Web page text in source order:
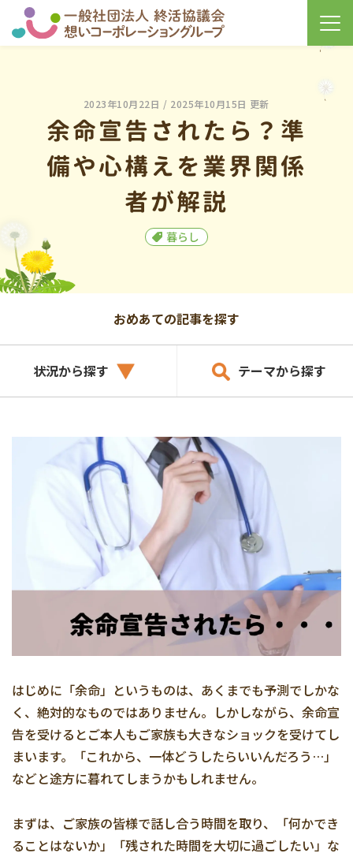
2023年10月22日 / 2025年10月15日 更新
余命宣告されたら？準
備や心構えを業界関係
者が解説
暮らし
おめあての記事を探す
状況から探す テーマから探す
はじめに「余命」というものは、あくまでも予測でしかな
く、絶対的なものではありません。しかしながら、余命宣
告を受けるとご本人もご家族も大きなショックを受けてし
まいます。「これから、一体どうしたらいいんだろう…」
などと途方に暮れてしまうかもしれません。
まずは、ご家族の皆様で話し合う時間を取り、「何かでき
ることはないか」「残された時間を大切に過ごしたい」な